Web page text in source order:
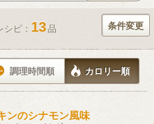
シピ： 13品 条件変更
調理時間順 カロリー順
ンのシナモン風味